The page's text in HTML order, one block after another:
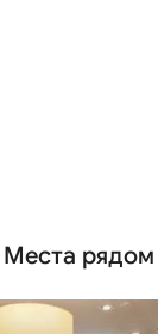
Места рядом